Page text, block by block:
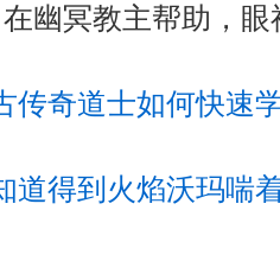
幽冥教主帮助，
传奇道士如何快速
道得到火焰沃玛喘